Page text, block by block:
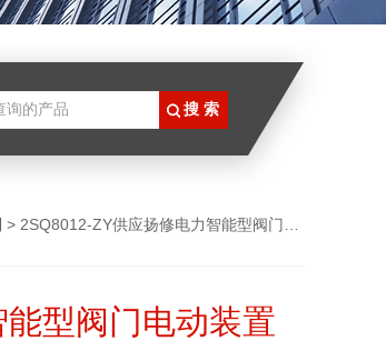
> 2SQ8012-ZY供应扬修电力智能型阀门电动装置
型阀门电动装置